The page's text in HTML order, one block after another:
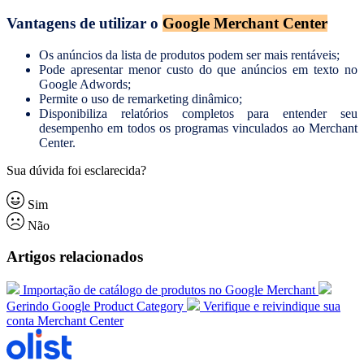
Vantagens de utilizar o Google Merchant Center
Os anúncios da lista de produtos podem ser mais rentáveis;
Pode apresentar menor custo do que anúncios em texto no
Google Adwords;
Permite o uso de remarketing dinâmico;
Disponibiliza relatórios completos para entender seu
desempenho em todos os programas vinculados ao Merchant
Center.
Sua dúvida foi esclarecida?
Sim
Não
Artigos relacionados
Importação de catálogo de produtos no Google Merchant
Gerindo Google Product Category
Verifique e reivindique sua
conta Merchant Center